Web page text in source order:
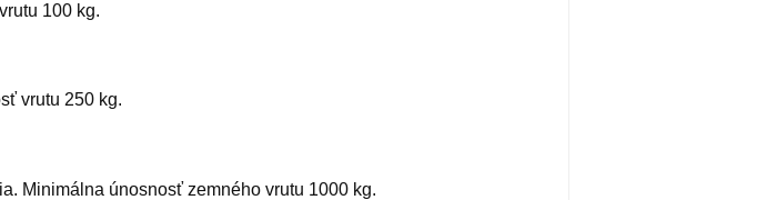
100 kg.
vrutu 250 kg.
Minimálna únosnosť zemného vrutu 1000 kg.